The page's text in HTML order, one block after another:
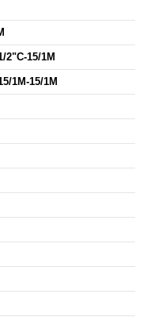
15/1M
1M-15/1M